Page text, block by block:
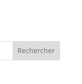
Rechercher